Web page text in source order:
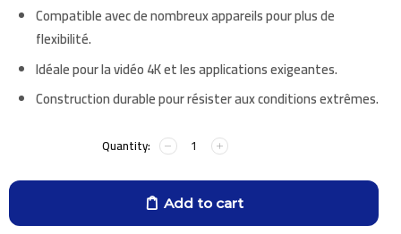
Compatible avec de nombreux appareils pour plus de
flexibilité.
Idéale pour la vidéo 4K et les applications exigeantes.
Construction durable pour résister aux conditions extrêmes.
Add to cart